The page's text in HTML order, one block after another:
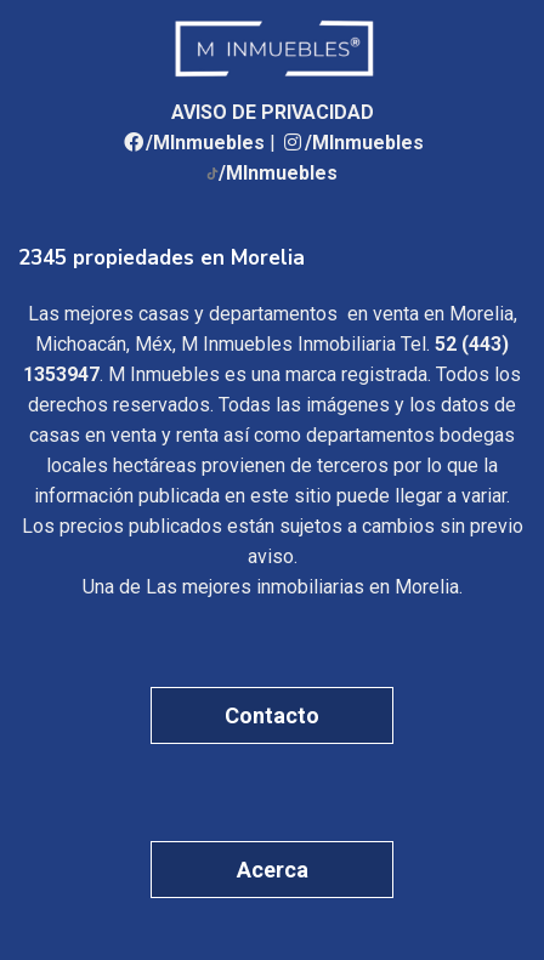
AVISO DE PRIVACIDAD
/MInmuebles |
/MInmuebles
/MInmuebles
2345 propiedades en Morelia
Las mejores casas y departamentos en venta en Morelia,
Michoacán, Méx, M Inmuebles Inmobiliaria Tel. 52 (443)
1353947. M Inmuebles es una marca registrada. Todos los
derechos reservados. Todas las imágenes y los datos de
casas en venta y renta así como departamentos bodegas
locales hectáreas provienen de terceros por lo que la
información publicada en este sitio puede llegar a variar.
Los precios publicados están sujetos a cambios sin previo
aviso.
Una de Las mejores inmobiliarias en Morelia.